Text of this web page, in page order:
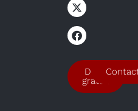
Devis
gratuit